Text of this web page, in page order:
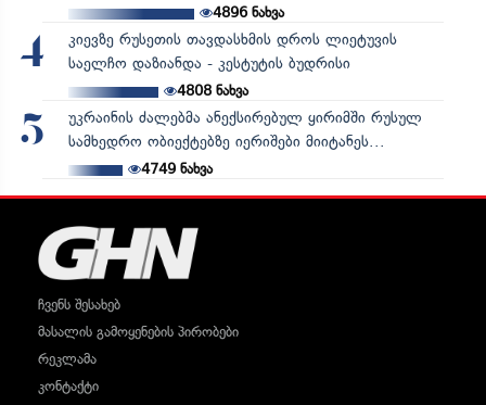
4896ნახვა
4
კიევზე რუსეთის თავდასხმის დროს ლიეტუვის
საელჩო დაზიანდა - კესტუტის ბუდრისი
4808ნახვა
5
უკრაინის ძალებმა ანექსირებულ ყირიმში რუსულ
სამხედრო ობიექტებზე იერიშები მიიტანეს...
4749ნახვა
ჩვენს შესახებ
მასალის გამოყენების პირობები
რეკლამა
კონტაქტი